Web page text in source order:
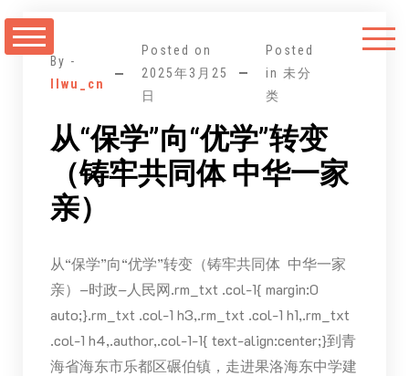
至
By -
llwu_cn
Posted on
2025年3月25
日
Posted
in 未分
类
从“保学”向“优学”转变
（铸牢共同体 中华一家
亲）
从“保学”向“优学”转变（铸牢共同体 中华一家
亲）–时政–人民网.rm_txt .col-1{ margin:0
auto;}.rm_txt .col-1 h3,.rm_txt .col-1 h1,.rm_txt
.col-1 h4,.author,.col-1-1{ text-align:center;}到青
海省海东市乐都区碾伯镇，走进果洛海东中学建